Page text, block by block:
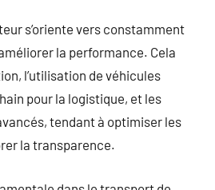
s’oriente vers constamment
la performance. Cela
l’utilisation de véhicules
pour la logistique, et les
tendant à optimiser les
la transparence.